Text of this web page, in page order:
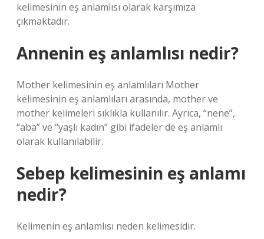
kelimesinin eş anlamlısı olarak karşımıza
çıkmaktadır.
Annenin eş anlamlısı nedir?
Mother kelimesinin eş anlamlıları Mother
kelimesinin eş anlamlıları arasında, mother ve
mother kelimeleri sıklıkla kullanılır. Ayrıca, “nene”,
“aba” ve “yaşlı kadın” gibi ifadeler de eş anlamlı
olarak kullanılabilir.
Sebep kelimesinin eş anlamı
nedir?
Kelimenin eş anlamlısı neden kelimesidir.